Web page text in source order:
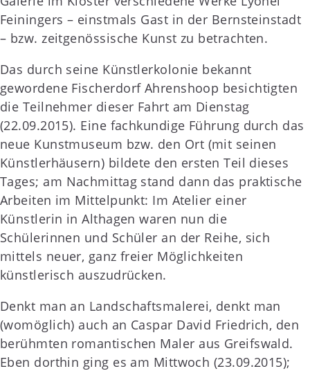
Feiningers – einstmals Gast in der Bernsteinstadt
– bzw. zeitgenössische Kunst zu betrachten.
Das durch seine Künstlerkolonie bekannt
gewordene Fischerdorf Ahrenshoop besichtigten
die Teilnehmer dieser Fahrt am Dienstag
(22.09.2015). Eine fachkundige Führung durch das
neue Kunstmuseum bzw. den Ort (mit seinen
Künstlerhäusern) bildete den ersten Teil dieses
Tages; am Nachmittag stand dann das praktische
Arbeiten im Mittelpunkt: Im Atelier einer
Künstlerin in Althagen waren nun die
Schülerinnen und Schüler an der Reihe, sich
mittels neuer, ganz freier Möglichkeiten
künstlerisch auszudrücken.
Denkt man an Landschaftsmalerei, denkt man
(womöglich) auch an Caspar David Friedrich, den
berühmten romantischen Maler aus Greifswald.
Eben dorthin ging es am Mittwoch (23.09.2015);